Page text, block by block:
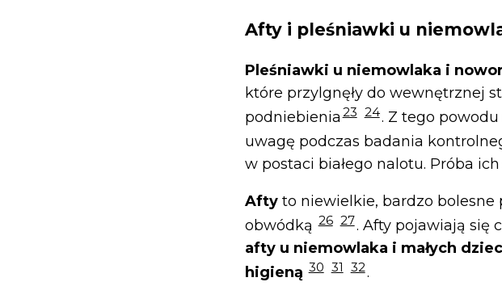
Afty i pleśniawki u
Pleśniawki u niemowlaka i
które przylgnęły do wewnętrznej
podniebienia 23 24. Z tego
uwagę podczas badania
w postaci białego nalotu. Próba
Aftyto niewielkie, bardzo bolesne
obwódką 26 27. Afty pojawiają się
afty u niemowlaka i małych
higieną 30 31 32.